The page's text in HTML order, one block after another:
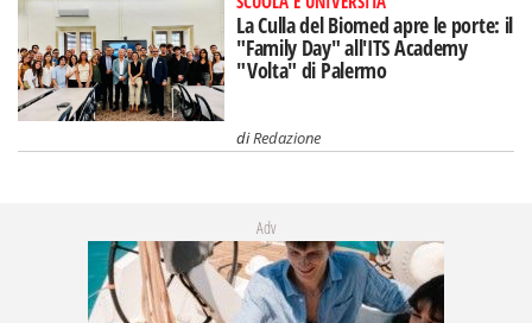
La Culla del Biomed apre le porte: il
"Family Day" all'ITS Academy
"Volta" di Palermo
diRedazione
Adv